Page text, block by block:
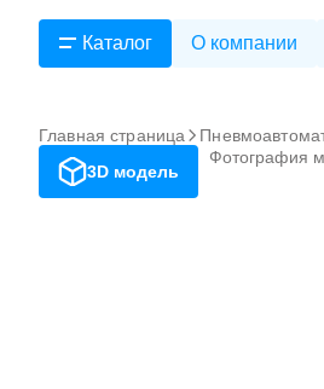
Каталог О компании
Главная страница
3D модель
Фотография